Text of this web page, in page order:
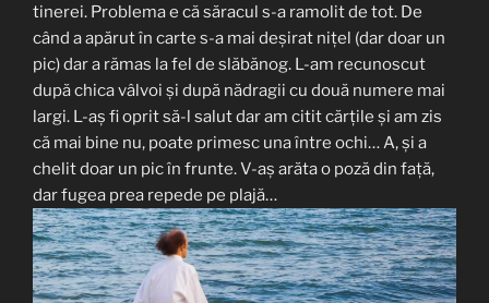
tinerei. Problema e că săracul s-a ramolit de tot. De
când a apărut în carte s-a mai deșirat nițel (dar doar un
pic) dar a rămas la fel de slăbănog. L-am recunoscut
după chica vâlvoi și după nădragii cu două numere mai
largi. L-aș fi oprit să-l salut dar am citit cărțile și am zis
că mai bine nu, poate primesc una între ochi… A, și a
chelit doar un pic în frunte. V-aș arăta o poză din față,
dar fugea prea repede pe plajă…